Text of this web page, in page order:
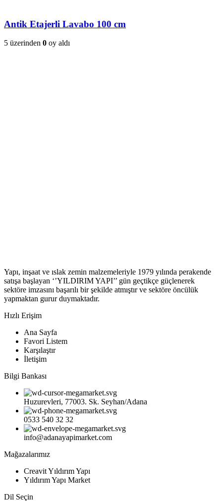
Antik Etajerli Lavabo 100 cm
5 üzerinden 0 oy aldı
Yapı, inşaat ve ıslak zemin malzemeleriyle 1979 yılında perakende
satışa başlayan ‘’YILDIRIM YAPI’’ gün geçtikçe güçlenerek
sektöre imzasını başarılı bir şekilde atmıştır ve sektöre öncülük
yapmaktan gurur duymaktadır.
Hızlı Erişim
Ana Sayfa
Favori Listem
Karşılaştır
İletişim
Bilgi Bankası
Huzurevleri, 77003. Sk. Seyhan/Adana
0533 540 32 32
info@adanayapimarket.com
Mağazalarımız
Creavit Yıldırım Yapı
Yıldırım Yapı Market
Dil Seçin